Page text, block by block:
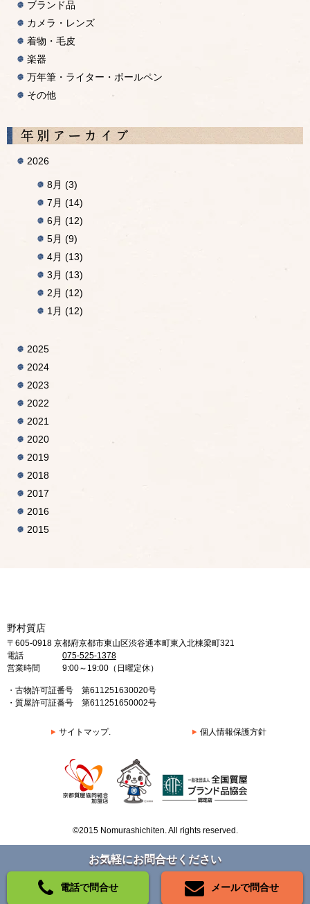
ブランド品
カメラ・レンズ
着物・毛皮
楽器
万年筆・ライター・ボールペン
その他
2026
8月 (3)
7月 (14)
6月 (12)
5月 (9)
4月 (13)
3月 (13)
2月 (12)
1月 (12)
2025
2024
2023
2022
2021
2020
2019
2018
2017
2016
2015
野村質店
〒605-0918 京都府京都市東山区渋谷通本町東入北棟梁町321
電話
075-525-1378
営業時間
9:00～19:00（日曜定休）
・古物許可証番号 第611251630020号
・質屋許可証番号 第611251650002号
サイトマップ. 個人情報保護方針
©2015 Nomurashichiten. All rights reserved.
お気軽にお問合せください
電話で問合せ メールで問合せ